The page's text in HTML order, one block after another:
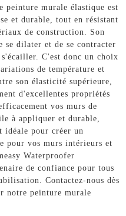
peinture murale élastique est
et durable, tout en résistant
de construction. Son
dilater et de se contracter
C'est donc un choix
de température et
son élasticité supérieure,
d'excellentes propriétés
vos murs de
à appliquer et durable,
idéale pour créer un
pour vos murs intérieurs et
Waterproofer
de confiance pour tous
Contactez-nous dès
notre peinture murale